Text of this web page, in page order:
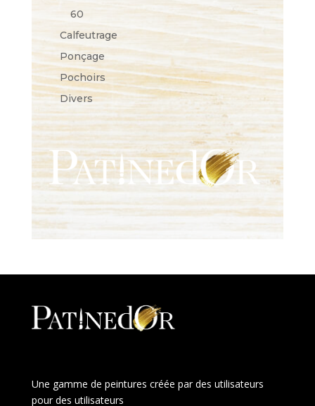
60
Calfeutrage
Ponçage
Pochoirs
Divers
Une gamme de peintures créée par des utilisateurs
pour des utilisateurs